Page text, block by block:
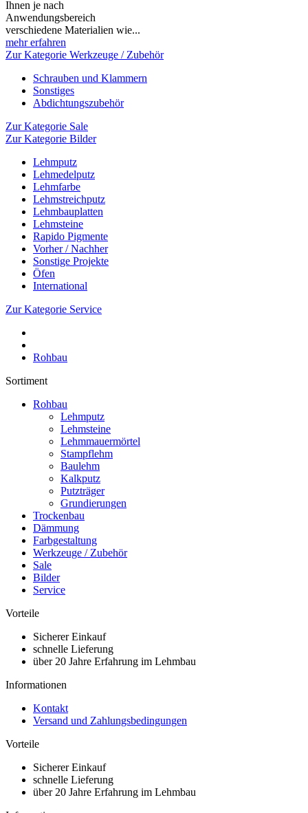
Ihnen je nach
Anwendungsbereich
verschiedene Materialien wie...
mehr erfahren
Zur Kategorie Werkzeuge / Zubehör
Schrauben und Klammern
Sonstiges
Abdichtungszubehör
Zur Kategorie Sale
Zur Kategorie Bilder
Lehmputz
Lehmedelputz
Lehmfarbe
Lehmstreichputz
Lehmbauplatten
Lehmsteine
Rapido Pigmente
Vorher / Nachher
Sonstige Projekte
Öfen
International
Zur Kategorie Service
Rohbau
Sortiment
Rohbau
Lehmputz
Lehmsteine
Lehmmauermörtel
Stampflehm
Baulehm
Kalkputz
Putzträger
Grundierungen
Trockenbau
Dämmung
Farbgestaltung
Werkzeuge / Zubehör
Sale
Bilder
Service
Vorteile
Sicherer Einkauf
schnelle Lieferung
über 20 Jahre Erfahrung im Lehmbau
Informationen
Kontakt
Versand und Zahlungsbedingungen
Vorteile
Sicherer Einkauf
schnelle Lieferung
über 20 Jahre Erfahrung im Lehmbau